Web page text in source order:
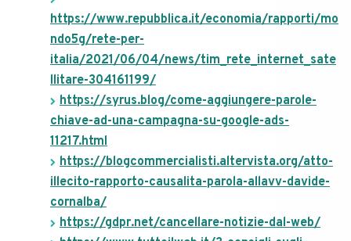
https://www.repubblica.it/economia/rapporti/mo
ndo5g/rete-per-
italia/2021/06/04/news/tim_rete_internet_sate
llitare-304161199/
https://syrus.blog/come-aggiungere-parole-
chiave-ad-una-campagna-su-google-ads-
11217.html
https://blogcommercialisti.altervista.org/atto-
illecito-rapporto-causalita-parola-allavv-davide-
cornalba/
https://gdpr.net/cancellare-notizie-dal-web/